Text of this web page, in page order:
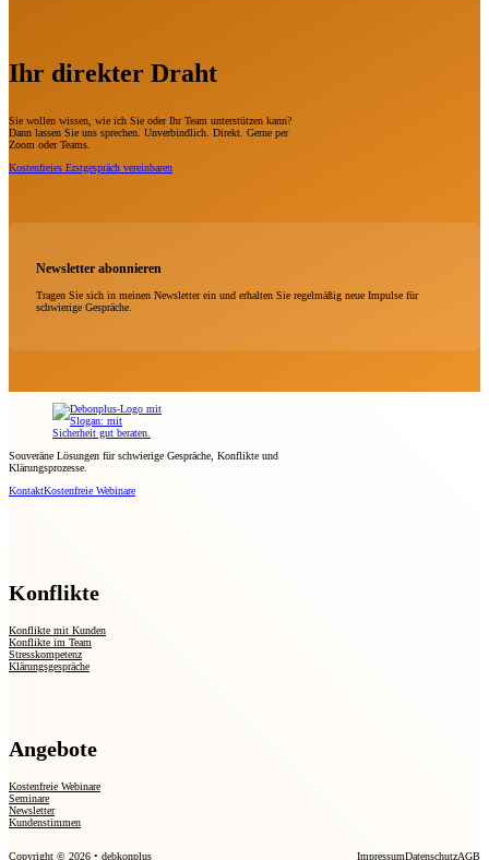
Ihr direkter Draht
Sie wollen wissen, wie ich Sie oder Ihr Team unterstützen kann?
Dann lassen Sie uns sprechen. Unverbindlich. Direkt. Gerne per
Zoom oder Teams.
Kostenfreies Erstgespräch vereinbaren
Newsletter abonnieren
Tragen Sie sich in meinen Newsletter ein und erhalten Sie regelmäßig neue Impulse für
schwierige Gespräche.
Souveräne Lösungen für schwierige Gespräche, Konflikte und
Klärungsprozesse.
KontaktKostenfreie Webinare
Konflikte
Konflikte mit Kunden
Konflikte im Team
Stresskompetenz
Klärungsgespräche
Angebote
Kostenfreie Webinare
Seminare
Newsletter
Kundenstimmen
Copyright © 2026 • debkonplus ImpressumDatenschutzAGB